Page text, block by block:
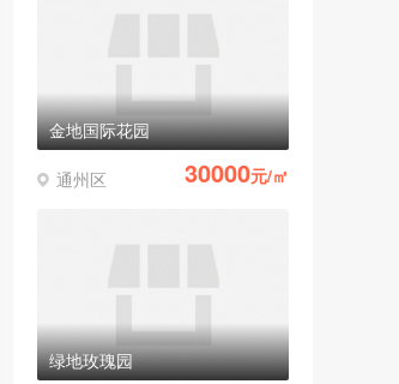
金地国际花园
通州区 30000元/㎡
绿地玫瑰园